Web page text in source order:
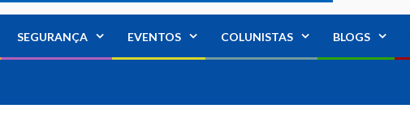
SEGURANÇA EVENTOS COLUNISTAS BLOGS